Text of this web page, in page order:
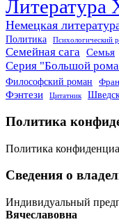
Литература
Немецкая
Политика
Психологический
Семейная сага Семья
Серия "Большой
Философский роман
Фэнтези Цитатник
Политика
Политика
Сведения о
Индивидуальный
Вячеславовна